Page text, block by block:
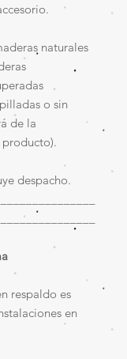
naturales
o sin
de la
despacho.
respaldo es
en